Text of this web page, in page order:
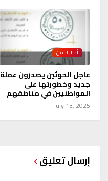
أخبار اليمن
عاجل الحوثين يصدرون عملة
جديد وخطورتها على
المواطنيين في مناطقهم
July 13, 2025
إرسال تعليق